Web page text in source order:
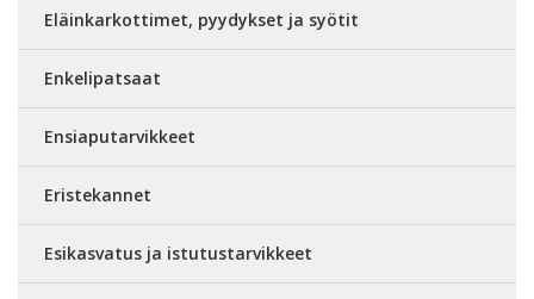
Eläinkarkottimet, pyydykset ja syötit
Enkelipatsaat
Ensiaputarvikkeet
Eristekannet
Esikasvatus ja istutustarvikkeet